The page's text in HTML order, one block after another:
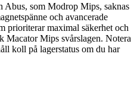
Abus, som Modrop Mips, saknas
och avancerade
prioriterar maximal säkerhet och
Mips svårslagen. Notera
koll på lagerstatus om du har